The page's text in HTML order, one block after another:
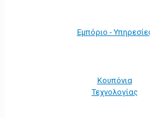
Εμπόριο -
Κουπόνια
Τεχνολογίας